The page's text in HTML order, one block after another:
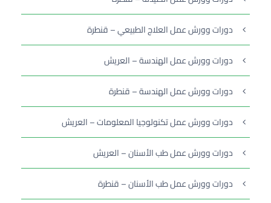
دورات وورش عمل العلاج الطبيعي – قنطرة
دورات وورش عمل الهندسة – العريش
دورات وورش عمل الهندسة – قنطرة
دورات وورش عمل تكنولوجيا المعلومات – العريش
دورات وورش عمل طب الأسنان – العريش
دورات وورش عمل طب الأسنان – قنطرة